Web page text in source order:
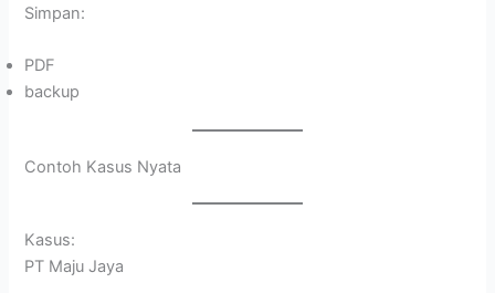
Simpan:
PDF
backup
Contoh Kasus Nyata
Kasus:
PT Maju Jaya